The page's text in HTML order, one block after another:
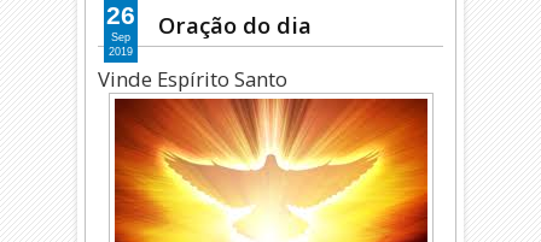
Oração do dia
Vinde Espírito Santo
26
Sep
2019